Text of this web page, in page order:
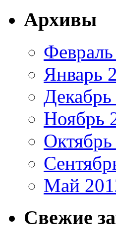
Архивы
Январь
Ноябрь
Май
Свежие